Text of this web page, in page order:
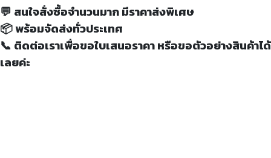
💬 สนใจสั่งซื้อจำนวนมาก มีราคาส่งพิเศษ
📦 พร้อมจัดส่งทั่วประเทศ
📞 ติดต่อเราเพื่อขอใบเสนอราคา หรือขอตัวอย่างสินค้าได้
เลยค่ะ